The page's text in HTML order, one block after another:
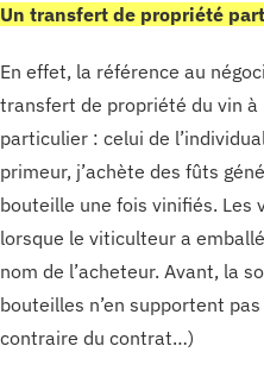
Un transfert de propriété
En effet, la référence au
transfert de propriété du vin
particulier : celui de
primeur, j’achète des fûts
bouteille une fois vinifiés. Les
lorsque le viticulteur a
nom de l’acheteur. Avant, la
bouteilles n’en supportent
contraire du contrat…)